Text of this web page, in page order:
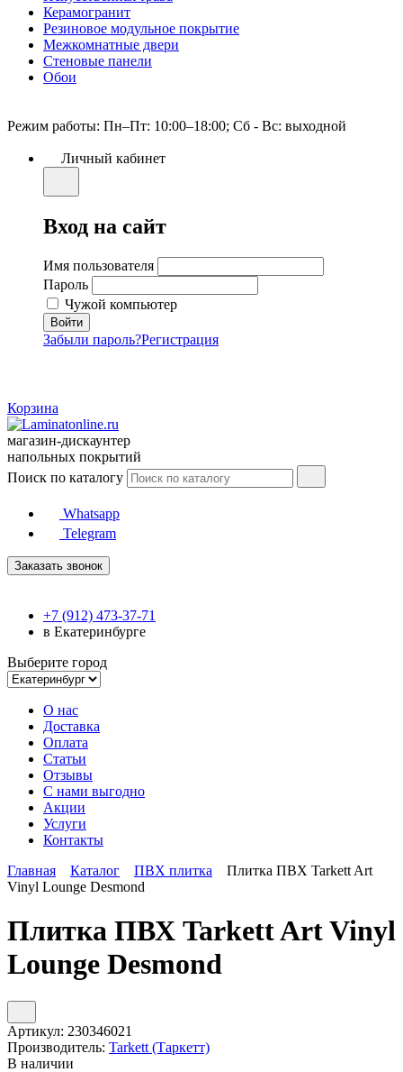
Керамогранит
Резиновое модульное покрытие
Межкомнатные двери
Стеновые панели
Обои
Режим работы: Пн–Пт: 10:00–18:00; Сб - Вс: выходной
Личный кабинет
Вход на сайт
Имя пользователя
Пароль
Чужой компьютер
Забыли пароль?Регистрация
Корзина
магазин-дискаунтер
напольных покрытий
Поиск по каталогу
Whatsapp
Telegram
Заказать звонок
+7 (912) 473-37-71
в Екатеринбурге
Выберите город
О нас
Доставка
Оплата
Статьи
Отзывы
С нами выгодно
Акции
Услуги
Контакты
Главная
Каталог ПВХ плитка
Плитка ПВХ Tarkett Art
Vinyl Lounge Desmond
Плитка ПВХ Tarkett Art Vinyl
Lounge Desmond
Артикул: 230346021
Производитель: Tarkett (Таркетт)
В наличии